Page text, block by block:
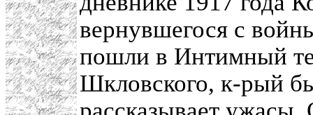
вернувшегося с
пошли в Интимный
Шкловского, к-рый